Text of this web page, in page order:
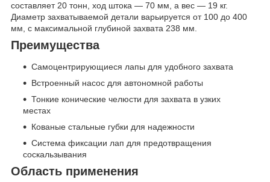
составляет 20 тонн, ход штока — 70 мм, а вес — 19 кг.
Диаметр захватываемой детали варьируется от 100 до 400
мм, с максимальной глубиной захвата 238 мм.
Преимущества
Самоцентрирующиеся лапы для удобного захвата
Встроенный насос для автономной работы
Тонкие конические челюсти для захвата в узких
местах
Кованые стальные губки для надежности
Система фиксации лап для предотвращения
соскальзывания
Область применения